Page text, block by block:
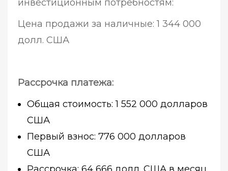
инвестиционным потребностям:
Цена продажи за наличные: 1 344 000
долл. США
Рассрочка платежа:
Общая стоимость: 1 552 000 долларов
США
Первый взнос: 776 000 долларов
США